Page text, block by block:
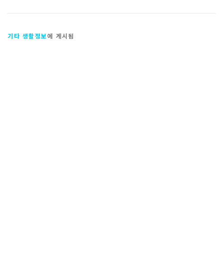
기타 생활정보에 게시됨